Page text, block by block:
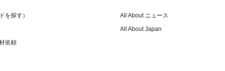
を探す）
依頼
All About ニュース
All About Japan